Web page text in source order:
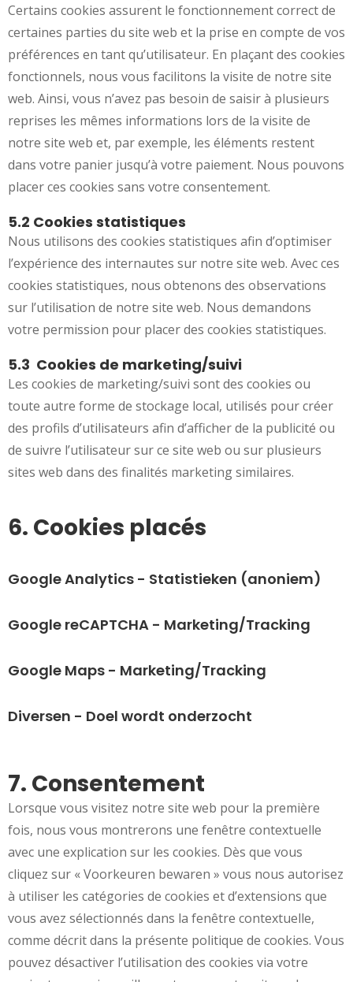
Certains cookies assurent le fonctionnement correct de
certaines parties du site web et la prise en compte de vos
préférences en tant qu’utilisateur. En plaçant des cookies
fonctionnels, nous vous facilitons la visite de notre site
web. Ainsi, vous n’avez pas besoin de saisir à plusieurs
reprises les mêmes informations lors de la visite de
notre site web et, par exemple, les éléments restent
dans votre panier jusqu’à votre paiement. Nous pouvons
placer ces cookies sans votre consentement.
5.2 Cookies statistiques
Nous utilisons des cookies statistiques afin d’optimiser
l’expérience des internautes sur notre site web. Avec ces
cookies statistiques, nous obtenons des observations
sur l’utilisation de notre site web. Nous demandons
votre permission pour placer des cookies statistiques.
5.3 Cookies de marketing/suivi
Les cookies de marketing/suivi sont des cookies ou
toute autre forme de stockage local, utilisés pour créer
des profils d’utilisateurs afin d’afficher de la publicité ou
de suivre l’utilisateur sur ce site web ou sur plusieurs
sites web dans des finalités marketing similaires.
6. Cookies placés
Google Analytics - Statistieken (anoniem)
Google reCAPTCHA - Marketing/Tracking
Google Maps - Marketing/Tracking
Diversen - Doel wordt onderzocht
7. Consentement
Lorsque vous visitez notre site web pour la première
fois, nous vous montrerons une fenêtre contextuelle
avec une explication sur les cookies. Dès que vous
cliquez sur « Voorkeuren bewaren » vous nous autorisez
à utiliser les catégories de cookies et d’extensions que
vous avez sélectionnés dans la fenêtre contextuelle,
comme décrit dans la présente politique de cookies. Vous
pouvez désactiver l’utilisation des cookies via votre